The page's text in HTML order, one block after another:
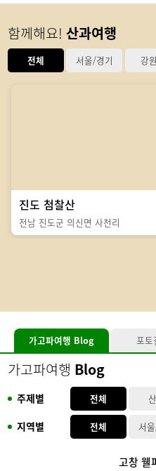
함께해요!산과여행
전체 서울/경기 강
진도 첨찰산
전남 진도군 의신면 사천리
가고파여행 Blog 포토
가고파여행 Blog
주제별 전체
지역별 전체 서
고창 웰